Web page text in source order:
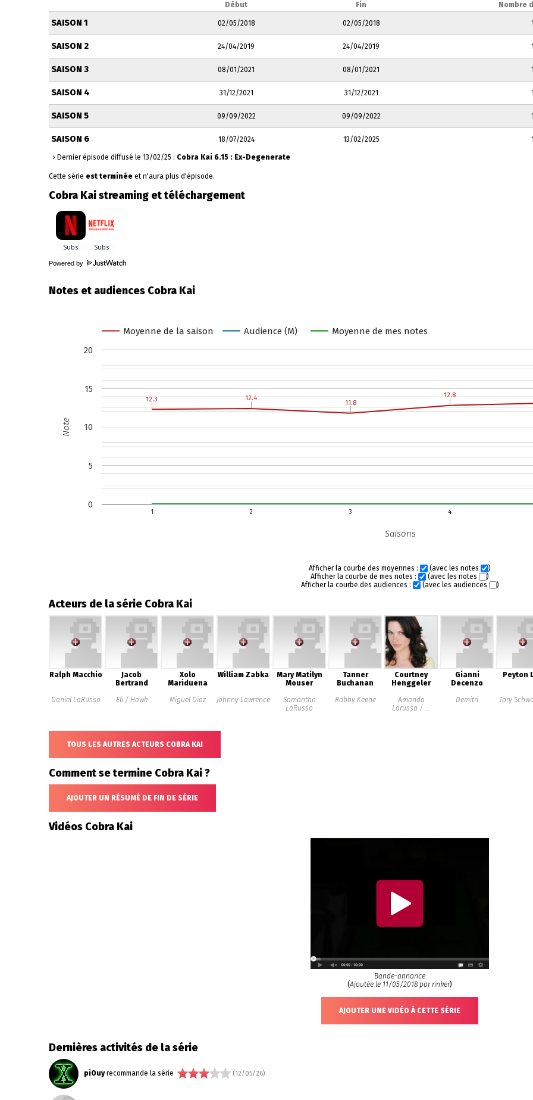
Début Fin Nombre
SAISON 1 02/05/2018 02/05/2018
SAISON 2 24/04/2019 24/04/2019
SAISON 3 08/01/2021 08/01/2021
SAISON 4 31/12/2021 31/12/2021
SAISON 5 09/09/2022 09/09/2022
SAISON 6 18/07/2024 13/02/2025
› Dernier épisode diffusé le 13/02/25 : Cobra Kai 6.15 : Ex-Degenerate
Cette série est terminée et n'aura plus d'épisode.
Cobra Kai streaming et téléchargement
Powered by
Notes et audiences Cobra Kai
Moyenne de la saison Audience (M) Moyenne de mes notes
1 2 3 4
0
5
10
15
20
12.3
12.3 12.4
12.4
11.8
11.8
12.8
12.8
Saisons
Note
Afficher la courbe des moyennes : (avec les notes
)
Afficher la courbe de mes notes :
(avec les notes
)
Afficher la courbe des audiences :
(avec les audiences )
Acteurs de la série Cobra Kai
Ralph Macchio
Daniel LaRusso
Jacob
Bertrand
Eli / Hawk
Xolo
Mariduena
Miguel Diaz
William Zabka
Johnny Lawrence
Mary Matilyn
Mouser
Samantha
LaRusso
Tanner
Buchanan
Robby Keene
Courtney
Henggeler
Amanda
Larusso / ...
Gianni
Decenzo
Demitri
Peyton
Tory
TOUS LES AUTRES ACTEURS COBRA KAI
Comment se termine Cobra Kai ?
AJOUTER UN RÉSUMÉ DE FIN DE SÉRIE
Vidéos Cobra Kai
Bande-annonce
(Ajoutée le 11/05/2018 par rinker)
AJOUTER UNE VIDÉO À CETTE SÉRIE
Dernières activités de la série
piOuyrecommande la série (12/05/26)